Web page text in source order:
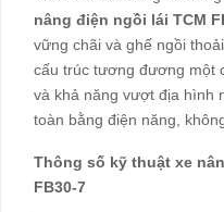
nâng điện ngồi lái TCM
vững chãi và ghế ngồi
cấu trúc tương đương một
và khả năng vượt địa hình
toàn bằng điện năng,
Thông số kỹ thuật xe
FB30-7